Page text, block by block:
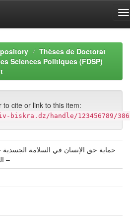
Thèses de Doctorat
Sciences Politiques (FDSP)
to cite or link to this item:
biskra.dz/handle/123456789/
حماية حق الإنسان في السلامة الجسدية
القانون الدولي –